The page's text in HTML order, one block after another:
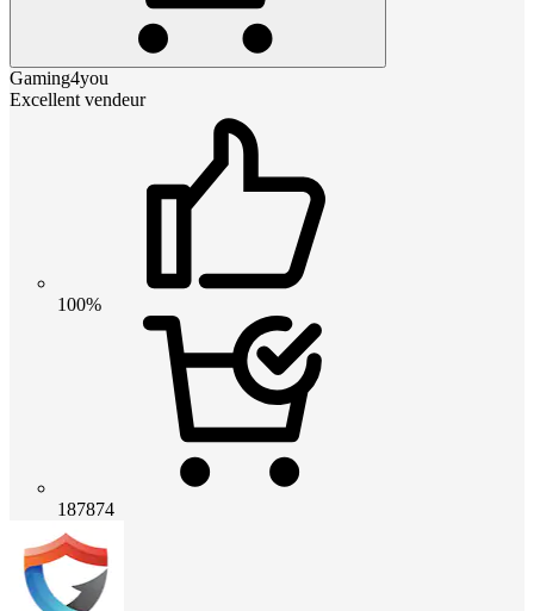
Gaming4you
Excellent vendeur
100%
187874